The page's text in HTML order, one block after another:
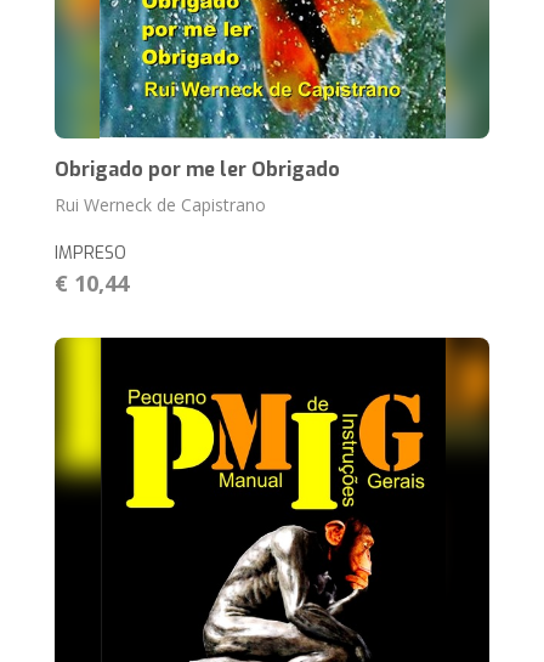
Obrigado por me ler Obrigado
Rui Werneck de Capistrano
IMPRESO
€ 10,44